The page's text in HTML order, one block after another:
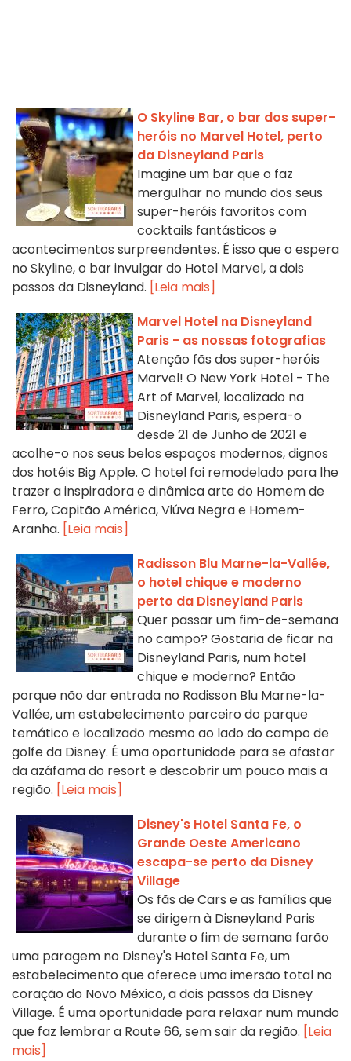
O Skyline Bar, o bar dos super-
heróis no Marvel Hotel, perto
da Disneyland Paris
Imagine um bar que o faz
mergulhar no mundo dos seus
super-heróis favoritos com
cocktails fantásticos e
acontecimentos surpreendentes. É isso que o espera
no Skyline, o bar invulgar do Hotel Marvel, a dois
passos da Disneyland. [Leia mais]
Marvel Hotel na Disneyland
Paris - as nossas fotografias
Atenção fãs dos super-heróis
Marvel! O New York Hotel - The
Art of Marvel, localizado na
Disneyland Paris, espera-o
desde 21 de Junho de 2021 e
acolhe-o nos seus belos espaços modernos, dignos
dos hotéis Big Apple. O hotel foi remodelado para lhe
trazer a inspiradora e dinâmica arte do Homem de
Ferro, Capitão América, Viúva Negra e Homem-
Aranha. [Leia mais]
Radisson Blu Marne-la-Vallée,
o hotel chique e moderno
perto da Disneyland Paris
Quer passar um fim-de-semana
no campo? Gostaria de ficar na
Disneyland Paris, num hotel
chique e moderno? Então
porque não dar entrada no Radisson Blu Marne-la-
Vallée, um estabelecimento parceiro do parque
temático e localizado mesmo ao lado do campo de
golfe da Disney. É uma oportunidade para se afastar
da azáfama do resort e descobrir um pouco mais a
região. [Leia mais]
Disney's Hotel Santa Fe, o
Grande Oeste Americano
escapa-se perto da Disney
Village
Os fãs de Cars e as famílias que
se dirigem à Disneyland Paris
durante o fim de semana farão
uma paragem no Disney's Hotel Santa Fe, um
estabelecimento que oferece uma imersão total no
coração do Novo México, a dois passos da Disney
Village. É uma oportunidade para relaxar num mundo
que faz lembrar a Route 66, sem sair da região. [Leia
mais]